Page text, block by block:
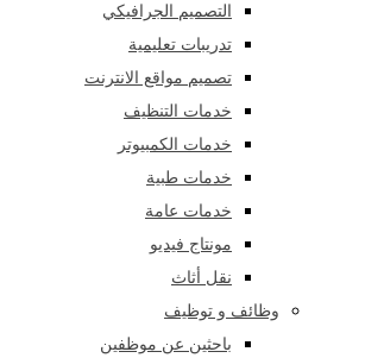
التصميم الجرافيكي
تدريبات تعليمية
تصميم مواقع الانترنت
خدمات التنظيف
خدمات الكمبيوتر
خدمات طبية
خدمات عامة
مونتاج فيديو
نقل أثاث
وظائف و توظيف
باحثين عن موظفين